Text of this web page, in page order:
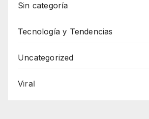
Sin categoría
Tecnología y Tendencias
Uncategorized
Viral